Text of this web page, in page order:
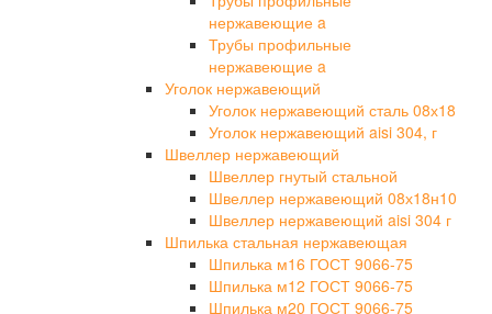
нержавеющие a
Трубы профильные
нержавеющие a
Уголок нержавеющий
Уголок нержавеющий сталь 08х18
Уголок нержавеющий aisi 304, г
Швеллер нержавеющий
Швеллер гнутый стальной
Швеллер нержавеющий 08х18н10
Швеллер нержавеющий aisi 304 г
Шпилька стальная нержавеющая
Шпилька м16 ГОСТ 9066-75
Шпилька м12 ГОСТ 9066-75
Шпилька м20 ГОСТ 9066-75